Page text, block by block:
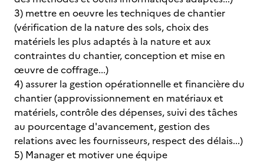
3) mettre en oeuvre les techniques de chantier
(vérification de la nature des sols, choix des
matériels les plus adaptés à la nature et aux
contraintes du chantier, conception et mise en
œuvre de coffrage...)
4) assurer la gestion opérationnelle et financière du
chantier (approvissionnement en matériaux et
matériels, contrôle des dépenses, suivi des tâches
au pourcentage d'avancement, gestion des
relations avec les fournisseurs, respect des délais...)
5) Manager et motiver une équipe